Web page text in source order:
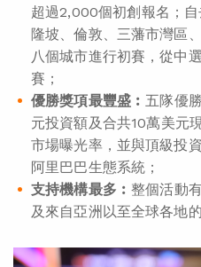
超過2,000個初創報名；
隆坡、倫敦、三藩市灣區
八個城市進行初賽，從中
賽；
優勝獎項最豐盛︰ 五隊優
元投資額及合共10萬美元
市場曝光率，並與頂級投
阿里巴巴生態系統；
支持機構最多︰整個活動
及來自亞洲以至全球各地